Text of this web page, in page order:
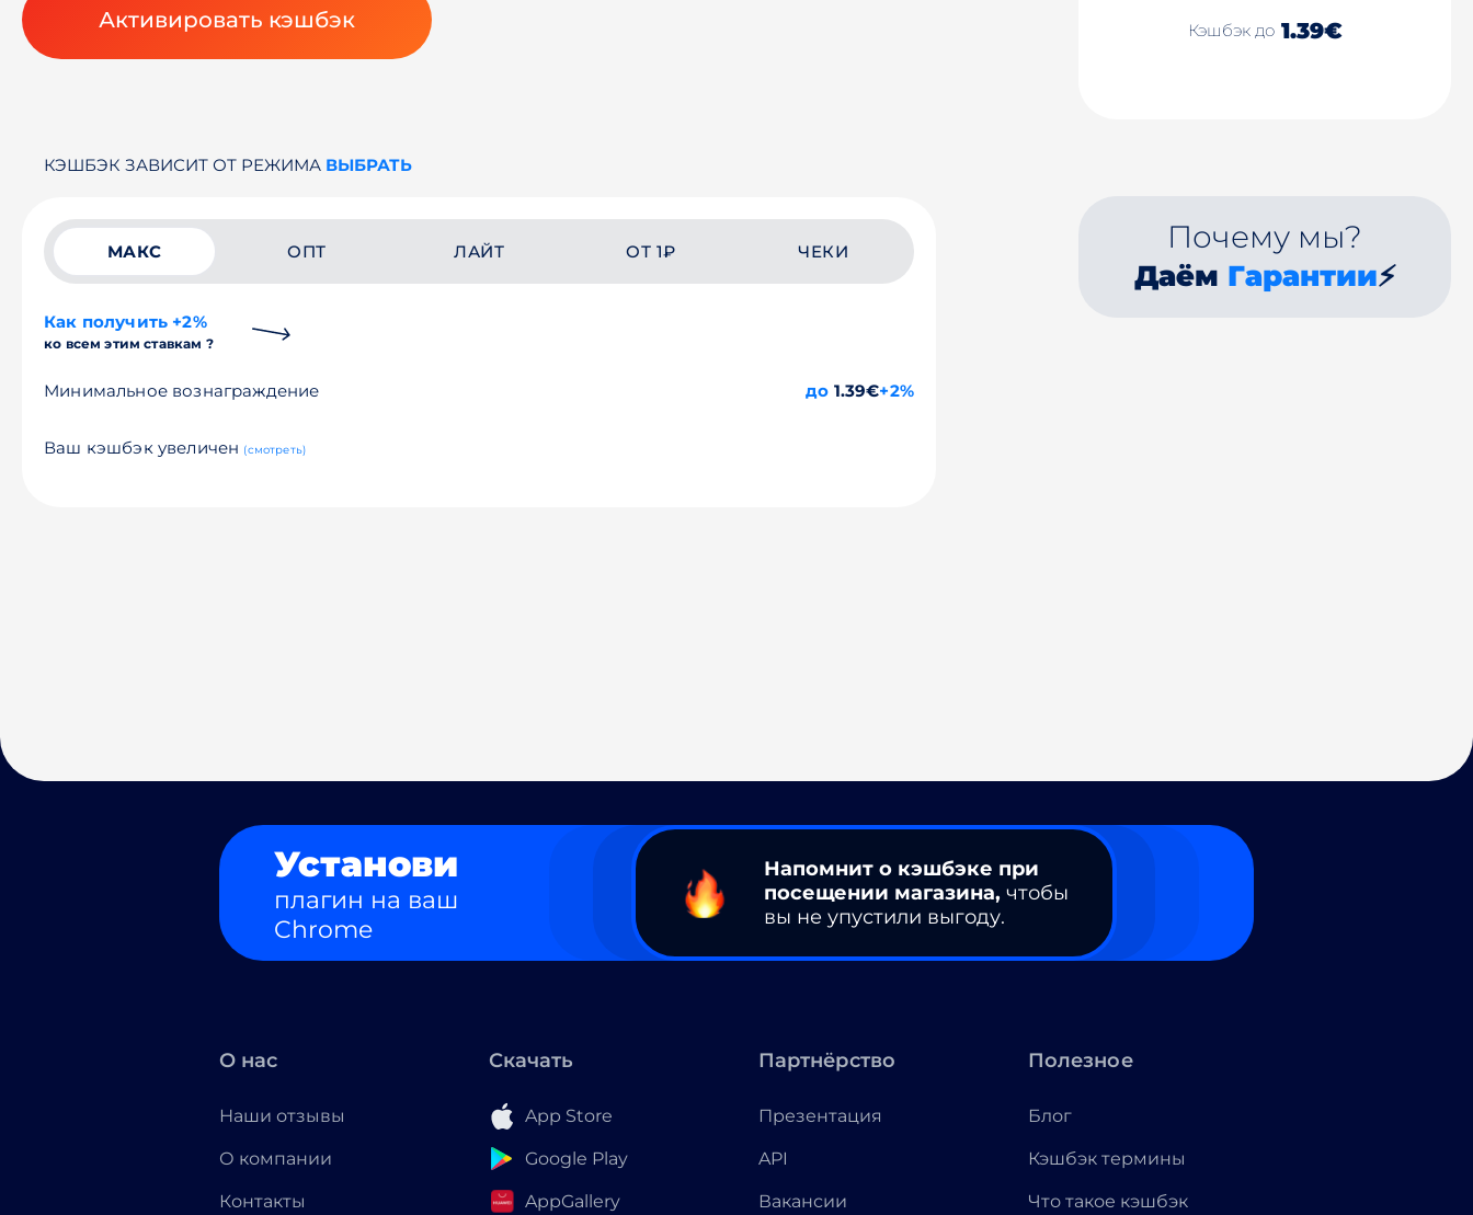
Активировать кэшбэк Кэшбэк до 1.39€
КЭШБЭК ЗАВИСИТ ОТ РЕЖИМА ВЫБРАТЬ
МАКС ОПТ ЛАЙТ ОТ 1₽ ЧЕКИ
Как получить +2%
ко всем этим ставкам ?
Минимальное вознаграждение до 1.39€+2%
Ваш кэшбэк увеличен (смотреть)
Почему мы?
Даём Гарантии⚡
Установи
плагин на ваш
Chrome
Напомнит о кэшбэке при
посещении магазина, чтобы
вы не упустили выгоду.
О нас
Наши отзывы
О компании
Контакты
Скачать
App Store
Google Play
AppGallery
Партнёрство
Презентация
API
Вакансии
Полезное
Блог
Кэшбэк термины
Что такое кэшбэк